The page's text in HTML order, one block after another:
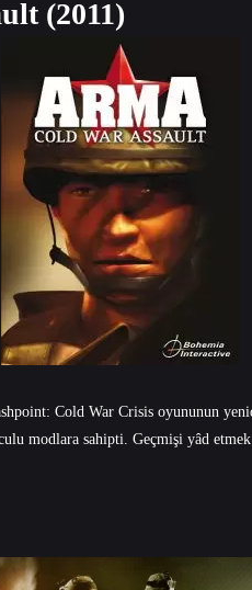
(2011)
Cold War Crisis oyununun
modlara sahipti. Geçmişi yâd